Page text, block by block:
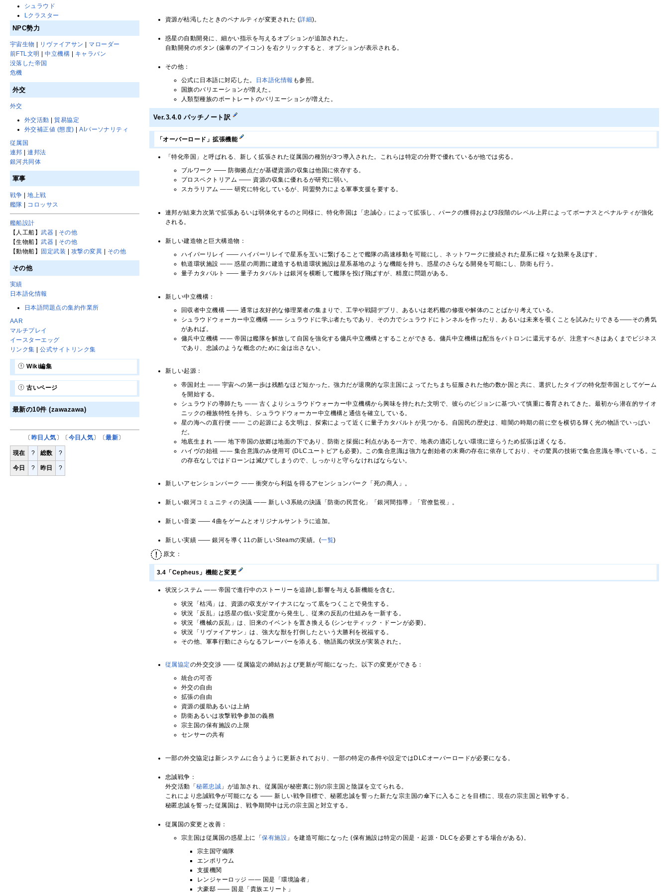
資源が枯渇したときのペナルティが変更された (詳細)。
惑星の自動開発に、細かい指示を与えるオプションが追加された。
自動開発のボタン (歯車のアイコン) を右クリックすると、オプションが表示される。
その他：
公式に日本語に対応した。
日本語化情報 も参照。
国旗のバリエーションが増えた。
人類型種族のポートレートのバリエーションが増えた。
Ver.3.4.0 パッチノート訳
「オーバーロード」拡張機能
「特化帝国」と呼ばれる、新しく拡張された従属国の種別が3つ導入された。これらは特定の分野で優れているが他では劣る。
ブルワーク ―― 防御拠点だが基礎資源の収集は他国に依存する。
プロスペクトリアム ―― 資源の収集に優れるが研究に弱い。
スカラリアム ―― 研究に特化しているが、同盟勢力による軍事支援を要する。
連邦が結束力次第で拡張あるいは弱体化するのと同様に、特化帝国は「忠誠心」によって拡張し、パークの獲得および3段階のレベル上昇によってボーナスとペナルティが強化
される。
新しい建造物と巨大構造物：
ハイパーリレイ ―― ハイパーリレイで星系を互いに繋げることで艦隊の高速移動を可能にし、ネットワークに接続された星系に様々な効果を及ぼす。
軌道環状施設 ―― 惑星の周囲に建造する軌道環状施設は星系基地のような機能を持ち、惑星のさらなる開発を可能にし、防衛も行う。
量子カタパルト ―― 量子カタパルトは銀河を横断して艦隊を投げ飛ばすが、精度に問題がある。
新しい中立機構：
回収者中立機構 ―― 通常は友好的な修理業者の集まりで、工学や戦闘デブリ、あるいは老朽艦の修復や解体のことばかり考えている。
シュラウドウォーカー中立機構 ―― シュラウドに学ぶ者たちであり、その力でシュラウドにトンネルを作ったり、あるいは未来を覗くことを試みたりできる――その勇気
があれば。
傭兵中立機構 ―― 帝国は艦隊を解放して自国を強化する傭兵中立機構とすることができる。傭兵中立機構は配当をパトロンに還元するが、注意すべきはあくまでビジネス
であり、忠誠のような概念のために金は出さない。
新しい起源：
帝国封土 ―― 宇宙への第一歩は残酷なほど短かった。強力だが退廃的な宗主国によってたちまち征服された他の数か国と共に、選択したタイプの特化型帝国としてゲーム
を開始する。
シュラウドの導師たち ―― 古くよりシュラウドウォーカー中立機構から興味を持たれた文明で、彼らのビジョンに基づいて慎重に養育されてきた。最初から潜在的サイオ
ニックの種族特性を持ち、シュラウドウォーカー中立機構と通信を確立している。
星の海への直行便 ―― この起源による文明は、探索によって近くに量子カタパルトが見つかる。自国民の歴史は、暗闇の時期の前に空を横切る輝く光の物語でいっぱい
だ。
地底生まれ ―― 地下帝国の故郷は地面の下であり、防衛と採掘に利点がある一方で、地表の適応しない環境に逆らうため拡張は遅くなる。
ハイヴの始祖 ―― 集合意識のみ使用可 (DLCユートピアも必要)。この集合意識は強力な創始者の末裔の存在に依存しており、その驚異の技術で集合意識を導いている。こ
の存在なしではドローンは滅びてしまうので、しっかりと守らなければならない。
新しいアセンションパーク ―― 衝突から利益を得るアセンションパーク「死の商人」。
新しい銀河コミュニティの決議 ―― 新しい3系統の決議「防衛の民営化」「銀河間指導」「官僚監視」。
新しい音楽 ―― 4曲をゲームとオリジナルサントラに追加。
新しい実績 ―― 銀河を導く11の新しいSteamの実績。(一覧)
原文：
3.4「Cepheus」機能と変更
状況システム ―― 帝国で進行中のストーリーを追跡し影響を与える新機能を含む。
状況「枯渇」は、資源の収支がマイナスになって底をつくことで発生する。
状況「反乱」は惑星の低い安定度から発生し、従来の反乱の仕組みを一新する。
状況「機械の反乱」は、旧来のイベントを置き換える (シンセティック・ドーンが必要)。
状況「リヴァイアサン」は、強大な獣を打倒したという大勝利を祝福する。
その他、軍事行動にさらなるフレーバーを添える、物語風の状況が実装された。
従属協定の外交交渉 ―― 従属協定の締結および更新が可能になった。以下の変更ができる：
統合の可否
外交の自由
拡張の自由
資源の援助あるいは上納
防衛あるいは攻撃戦争参加の義務
宗主国の保有施設の上限
センサーの共有
一部の外交協定は新システムに合うように更新されており、一部の特定の条件や設定ではDLCオーバーロードが必要になる。
忠誠戦争：
外交活動「秘匿忠誠 」が追加され、従属国が秘密裏に別の宗主国と陰謀を立てられる。
これにより忠誠戦争が可能になる ―― 新しい戦争目標で、秘匿忠誠を誓った新たな宗主国の傘下に入ることを目標に、現在の宗主国と戦争する。
秘匿忠誠を誓った従属国は、戦争期間中は元の宗主国と対立する。
従属国の変更と改善：
宗主国は従属国の惑星上に「保有施設 」を建造可能になった (保有施設は特定の国是・起源・DLCを必要とする場合がある)。
宗主国守備隊
エンポリウム
支援機関
レンジャーロッジ ―― 国是「環境論者」
大豪邸 ―― 国是「貴族エリート」
シュラウド
Lクラスター
NPC勢力
宇宙生物 リヴァイアサン
マローダー
前FTL文明
|中立機構
キャラバン
没落した帝国
危機
外交
外交
外交活動 | 貿易協定
外交補正値 (態度) |AIパーソナリティ
従属国
連邦 |連邦法
銀河共同体
軍事
戦争 |地上戦
艦隊 | コロッサス
艦船設計
【人工船】武器 | その他
【生物船】武器 | その他
【動物船】 固定武装 | 攻撃の変異 | その他
その他
実績
日本語化情報
日本語問題点の集約作業所
AAR
マルチプレイ
イースターエッグ
リンク集 |公式サイトリンク集
Wiki編集
古いページ
最新の10件 (zawazawa)
〔昨日人気〕〔今日人気〕〔最新〕
現在 ? 総数 ?
今日 ? 昨日 ?